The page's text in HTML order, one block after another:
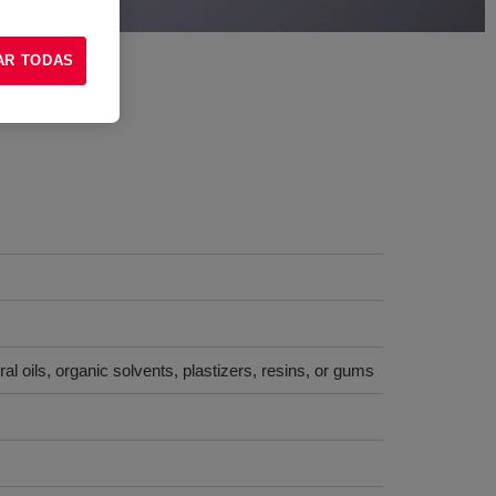
oils, organic solvents, plastizers, resins, or gums
TODAS